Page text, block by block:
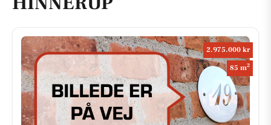
2.975.000 kr
85 m2